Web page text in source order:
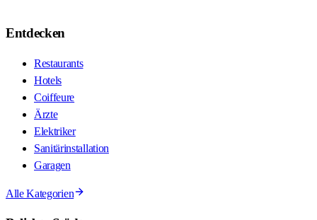
Entdecken
Restaurants
Hotels
Coiffeure
Ärzte
Elektriker
Sanitärinstallation
Garagen
Alle Kategorien